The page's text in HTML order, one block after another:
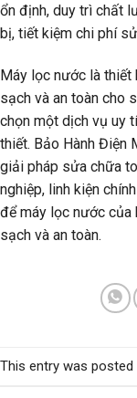
ổn định, duy trì chất
bị, tiết kiệm chi phí
Máy lọc nước là
sạch và an toàn cho
chọn một dịch vụ uy
thiết. Bảo Hành Điện
giải pháp sửa chữa
nghiệp, linh kiện
để máy lọc nước của
sạch và an toàn.
This entry was posted